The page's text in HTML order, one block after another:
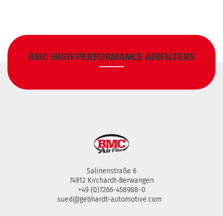
BMC HIGH PERFORMANCE AIRFILTERS
Salinenstraße 6
74912 Kirchardt-Berwangen
+49 (0)7266-458988-0
sued@gebhardt-automotive.com